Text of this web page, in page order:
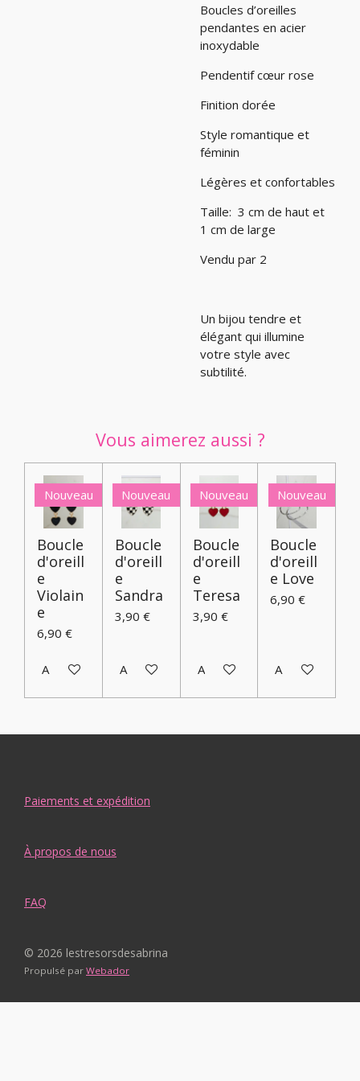
Boucles d’oreilles
pendantes en acier
inoxydable
Pendentif cœur rose
Finition dorée
Style romantique et
féminin
Légères et confortables
Taille: 3 cm de haut et
1 cm de large
Vendu par 2
Un bijou tendre et
élégant qui illumine
votre style avec
subtilité.
Vous aimerez aussi ?
Nouveau
Boucle
d'oreill
e
Violain
e
6,90 €
Ajouter au panier
Nouveau
Boucle
d'oreill
e
Sandra
3,90 €
Ajouter au panier
Nouveau
Boucle
d'oreill
e
Teresa
3,90 €
Ajouter au panier
Nouveau
Boucle
d'oreill
e Love
6,90 €
Ajouter au
Paiements et expédition
À propos de nous
FAQ
© 2026 lestresorsdesabrina
Propulsé par Webador